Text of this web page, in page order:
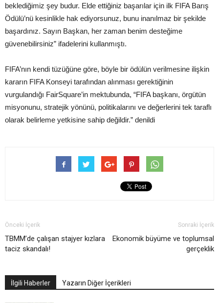
beklediğimiz şey budur. Elde ettiğiniz başarılar için ilk FIFA Barış
Ödülü’nü kesinlikle hak ediyorsunuz, bunu inanılmaz bir şekilde
başardınız. Sayın Başkan, her zaman benim desteğime
güvenebilirsiniz” ifadelerini kullanmıştı.
FIFA’nın kendi tüzüğüne göre, böyle bir ödülün verilmesine ilişkin
kararın FIFA Konseyi tarafından alınması gerektiğinin
vurgulandığı FairSquare’in mektubunda, “FIFA başkanı, örgütün
misyonunu, stratejik yönünü, politikalarını ve değerlerini tek taraflı
olarak belirleme yetkisine sahip değildir.” denildi
Önceki İçerik
TBMM’de çalışan stajyer kızlara
taciz skandalı!
Sonraki İçerik
Ekonomik büyüme ve toplumsal
gerçeklik
İlgili Haberler Yazarın Diğer İçerikleri